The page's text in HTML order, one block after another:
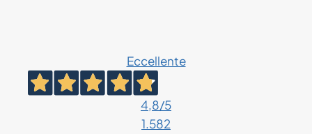
Eccellente
4,8/5
1.582